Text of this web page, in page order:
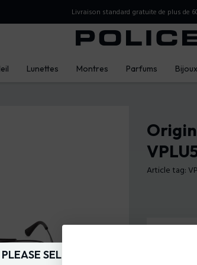
Livraison standard gratuite de plus de
Lunettes Montres Parfums Bijoux
Article tag:
PLEASE SELECT YOUR MARKET